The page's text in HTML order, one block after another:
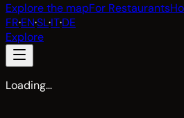
Explore the mapFor Restaurants
FR·EN·SL·IT·DE
Explore
Loading…